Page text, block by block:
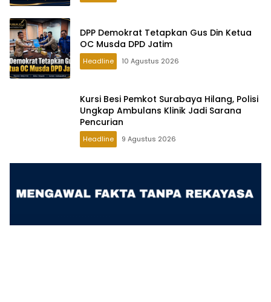
DPP Demokrat Tetapkan Gus Din Ketua
OC Musda DPD Jatim
Headline 10 Agustus 2026
Kursi Besi Pemkot Surabaya Hilang, Polisi
Ungkap Ambulans Klinik Jadi Sarana
Pencurian
Headline 9 Agustus 2026